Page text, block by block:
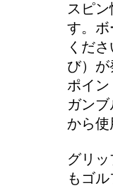
スピ
す。ボ
くだ
び）
ポイ
ガン
から
グリ
もゴル